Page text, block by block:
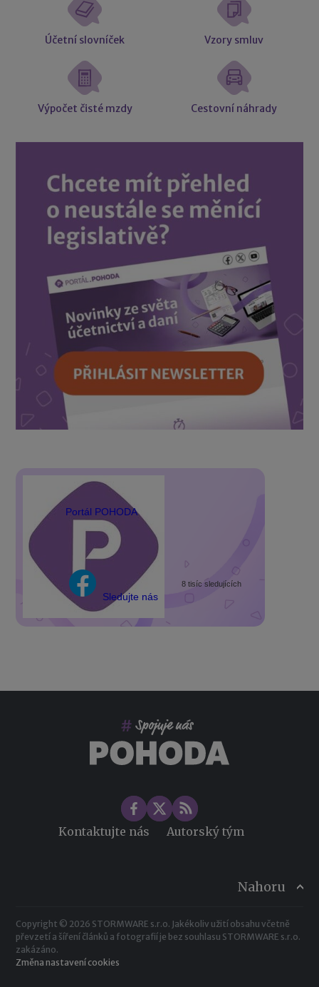
Účetní slovníček Vzory smluv
Výpočet čisté mzdy Cestovní náhrady
Portál POHODA
Sledujte nás
8 tisíc sledujících
Kontaktujte nás Autorský tým
Nahoru
Copyright © 2026 STORMWARE s.r.o. Jakékoliv užití obsahu včetně
převzetí a šíření článků a fotografií je bez souhlasu STORMWARE s.r.o.
zakázáno.
Změna nastavení cookies